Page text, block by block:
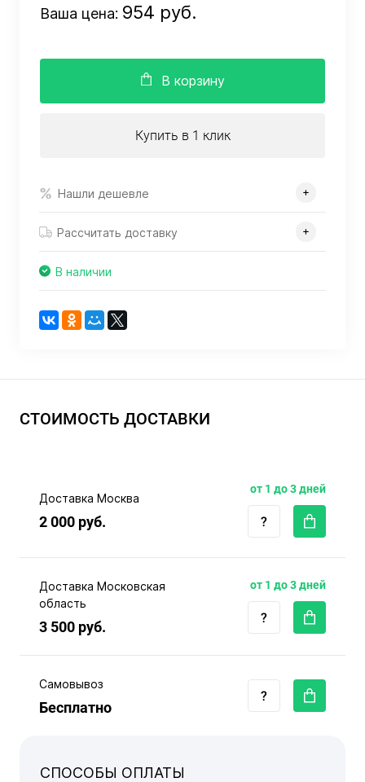
Ваша цена: 954 руб.
В корзину
Купить в 1 клик
Нашли дешевле
Рассчитать доставку
В наличии
СТОИМОСТЬ ДОСТАВКИ
Доставка Москва
2 000 руб.
от 1 до 3 дней
Доставка Московская
область
3 500 руб.
от 1 до 3 дней
Самовывоз
Бесплатно
СПОСОБЫ ОПЛАТЫ